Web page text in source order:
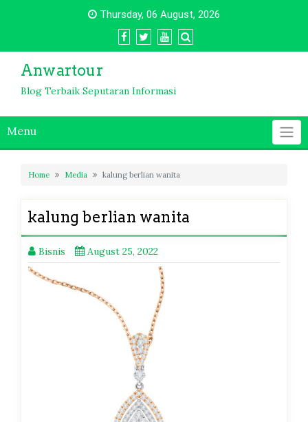
Thursday, 06 August, 2026
Anwartour
Blog Terbaik Seputaran Informasi
Menu
Home Media kalung berlian wanita
kalung berlian wanita
Bisnis August 25, 2022